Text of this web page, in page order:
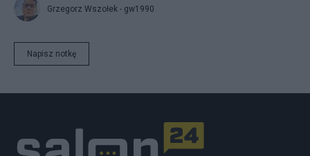
Grzegorz Wszołek - gw1990
Napisz notkę